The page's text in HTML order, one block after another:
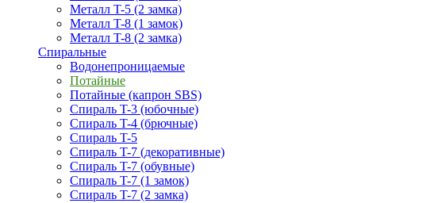
Металл T-5 (2 замка)
Металл T-8 (1 замок)
Металл T-8 (2 замка)
Спиральные
Водонепроницаемые
Потайные
Потайные (капрон SBS)
Спираль T-3 (юбочные)
Спираль T-4 (брючные)
Спираль T-5
Спираль T-7 (декоративные)
Спираль T-7 (обувные)
Спираль T-7 (1 замок)
Спираль T-7 (2 замка)